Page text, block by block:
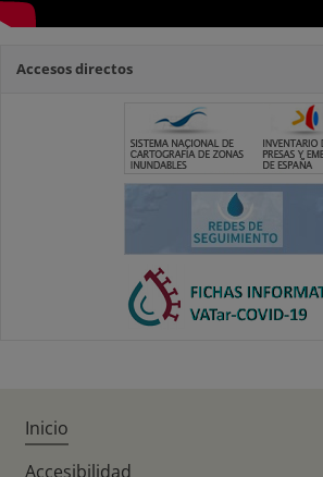
Accesos directos
Inicio
Accesibilidad